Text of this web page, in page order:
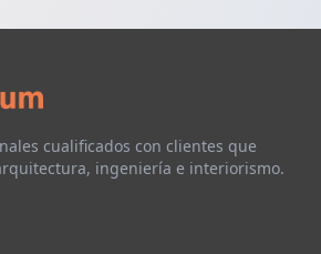
cualificados con clientes que
ingeniería e interiorismo.